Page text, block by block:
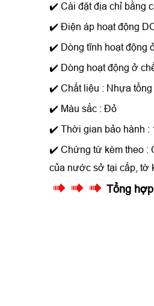
✔️ Cài đặt địa chỉ bằng
✔️ Điện áp hoạt động
✔️ Dòng tĩnh hoạt động
✔️ Dòng hoạt động ở
✔️ Chất liệu : Nhựa
✔️ Màu sắc : Đỏ
✔️ Thời gian bảo hành :
✔️ Chứng từ kèm theo :
của nước sở tại cấp, tờ
Tổng